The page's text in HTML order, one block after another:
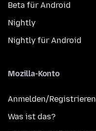
Beta für Android
Nightly
Nightly für Android
Mozilla-Konto
Anmelden/Registrieren
Was ist das?